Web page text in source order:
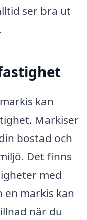
ser bra ut
kan
Markiser
bostad och
Det finns
med
en markis kan
när du